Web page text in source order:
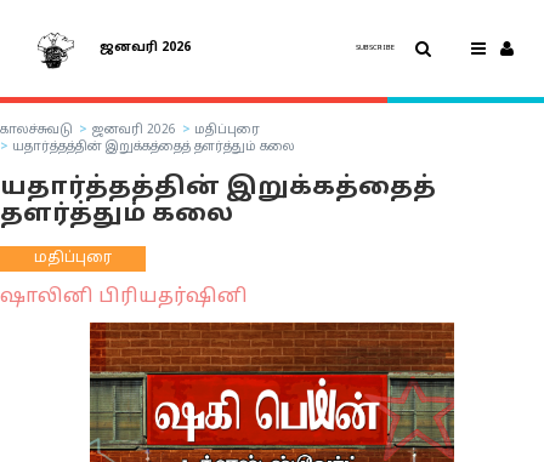
ஜனவரி 2026 SUBSCRIBE
காலச்சுவடு ஜனவரி 2026
மதிப்புரை
யதார்த்தத்தின் இறுக்கத்தைத் தளர்த்தும் கலை
யதார்த்தத்தின் இறுக்கத்தைத்
தளர்த்தும் கலை
மதிப்புரை
ஷாலினி பிரியதர்ஷினி